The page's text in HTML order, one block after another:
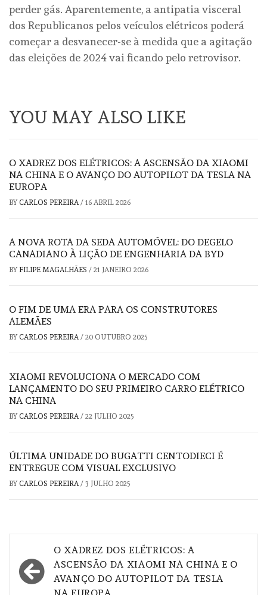
perder gás. Aparentemente, a antipatia visceral
dos Republicanos pelos veículos elétricos poderá
começar a desvanecer-se à medida que a agitação
das eleições de 2024 vai ficando pelo retrovisor.
YOU MAY ALSO LIKE
O XADREZ DOS ELÉTRICOS: A ASCENSÃO DA XIAOMI
NA CHINA E O AVANÇO DO AUTOPILOT DA TESLA NA
EUROPA
BY CARLOS PEREIRA / 16 ABRIL 2026
A NOVA ROTA DA SEDA AUTOMÓVEL: DO DEGELO
CANADIANO À LIÇÃO DE ENGENHARIA DA BYD
BY FILIPE MAGALHÃES / 21 JANEIRO 2026
O FIM DE UMA ERA PARA OS CONSTRUTORES
ALEMÃES
BY CARLOS PEREIRA / 20 OUTUBRO 2025
XIAOMI REVOLUCIONA O MERCADO COM
LANÇAMENTO DO SEU PRIMEIRO CARRO ELÉTRICO
NA CHINA
BY CARLOS PEREIRA / 22 JULHO 2025
ÚLTIMA UNIDADE DO BUGATTI CENTODIECI É
ENTREGUE COM VISUAL EXCLUSIVO
BY CARLOS PEREIRA / 3 JULHO 2025
Navegação
de
artigos
O XADREZ DOS ELÉTRICOS: A
ASCENSÃO DA XIAOMI NA CHINA E O
AVANÇO DO AUTOPILOT DA TESLA
NA EUROPA